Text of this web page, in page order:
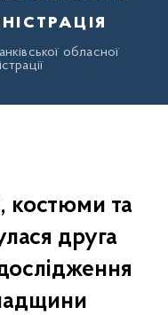
обласної
костюми та
друга